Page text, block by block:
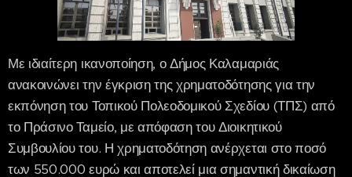
Με ιδιαίτερη ικανοποίηση, ο Δήμος Καλαμαριάς
ανακοινώνει την έγκριση της χρηματοδότησης για την
εκπόνηση του Τοπικού Πολεοδομικού Σχεδίου (ΤΠΣ) από
το Πράσινο Ταμείο, με απόφαση του Διοικητικού
Συμβουλίου του. Η χρηματοδότηση ανέρχεται στο ποσό
των 550.000 ευρώ και αποτελεί μια σημαντική δικαίωση